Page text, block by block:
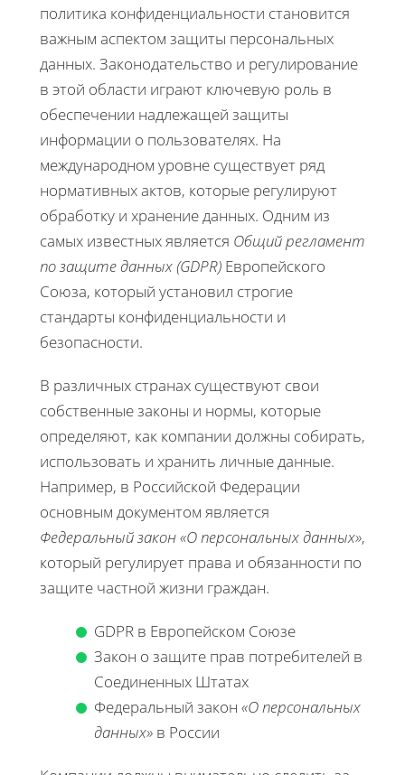
политика конфиденциальности становится
важным аспектом защиты персональных
данных. Законодательство и регулирование
в этой области играют ключевую роль в
обеспечении надлежащей защиты
информации о пользователях. На
международном уровне существует ряд
нормативных актов, которые регулируют
обработку и хранение данных. Одним из
самых известных является Общий регламент
по защите данных (GDPR) Европейского
Союза, который установил строгие
стандарты конфиденциальности и
безопасности.
В различных странах существуют свои
собственные законы и нормы, которые
определяют, как компании должны собирать,
использовать и хранить личные данные.
Например, в Российской Федерации
основным документом является
Федеральный закон «О персональных данных»,
который регулирует права и обязанности по
защите частной жизни граждан.
GDPR в Европейском Союзе
Закон о защите прав потребителей в
Соединенных Штатах
Федеральный закон «О персональных
данных» в России